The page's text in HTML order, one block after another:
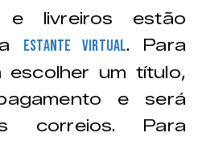
e livreiros estão
Estante Virtual. Para
escolher um título,
e será
correios. Para